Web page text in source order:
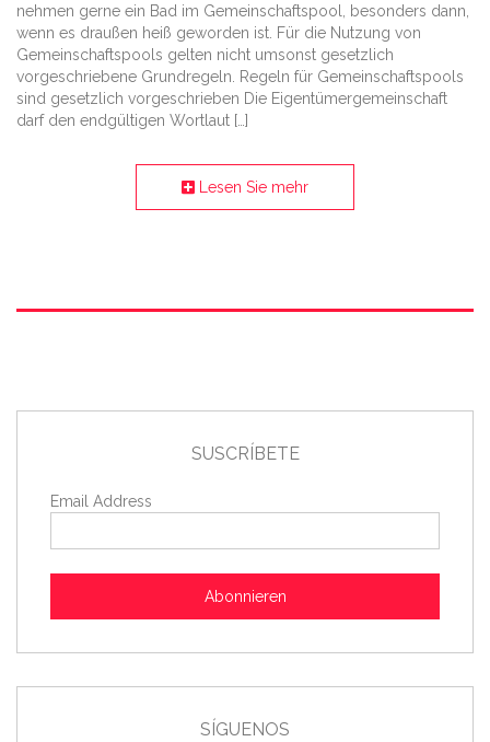
nehmen gerne ein Bad im Gemeinschaftspool, besonders dann,
wenn es draußen heiß geworden ist. Für die Nutzung von
Gemeinschaftspools gelten nicht umsonst gesetzlich
vorgeschriebene Grundregeln. Regeln für Gemeinschaftspools
sind gesetzlich vorgeschrieben Die Eigentümergemeinschaft
darf den endgültigen Wortlaut […]
Lesen Sie mehr
SUSCRÍBETE
Email Address
Abonnieren
SÍGUENOS